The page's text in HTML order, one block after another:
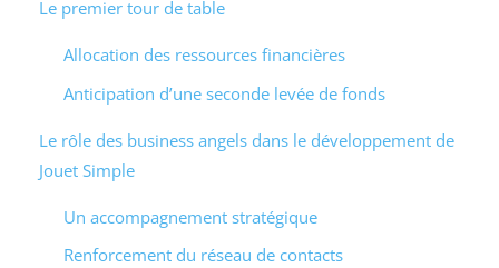
Le premier tour de table
Allocation des ressources financières
Anticipation d’une seconde levée de fonds
Le rôle des business angels dans le développement de
Jouet Simple
Un accompagnement stratégique
Renforcement du réseau de contacts